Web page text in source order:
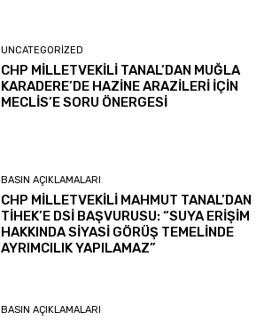
UNCATEGORIZED
CHP MİLLETVEKİLİ TANAL’DAN MUĞLA
KARADERE’DE HAZİNE ARAZİLERİ İÇİN
MECLİS’E SORU ÖNERGESİ
BASIN AÇIKLAMALARI
CHP MİLLETVEKİLİ MAHMUT TANAL’DAN
TİHEK’E DSİ BAŞVURUSU: “SUYA ERİŞİM
HAKKINDA SİYASİ GÖRÜŞ TEMELİNDE
AYRIMCILIK YAPILAMAZ”
BASIN AÇIKLAMALARI